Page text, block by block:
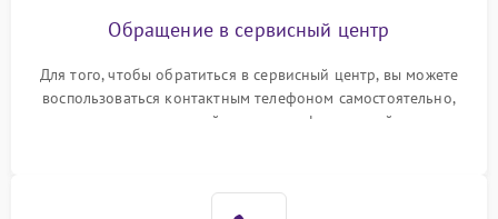
Обращение в сервисный центр
Для того, чтобы обратиться в сервисный центр, вы можете
воспользоваться контактным телефоном самостоятельно,
или оставить свой номер телефона на сайте